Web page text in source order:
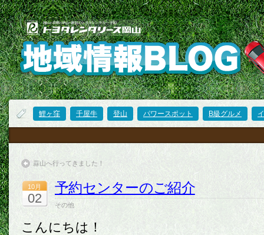
鯉ヶ窪 千屋牛 登山 パワースポット B級グルメ
蒜山へ行ってきました！
10月
02
予約センターのご紹介
その他
こんにちは！